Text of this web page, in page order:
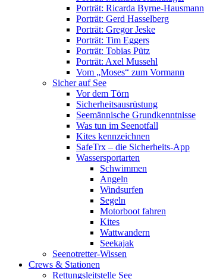
Porträt: Ricarda Byrne-Hausmann
Porträt: Gerd Hasselberg
Porträt: Gregor Jeske
Porträt: Tim Eggers
Porträt: Tobias Pütz
Porträt: Axel Mussehl
Vom „Moses“ zum Vormann
Sicher auf See
Vor dem Törn
Sicherheitsausrüstung
Seemännische Grundkenntnisse
Was tun im Seenotfall
Kites kennzeichnen
SafeTrx – die Sicherheits-App
Wassersportarten
Schwimmen
Angeln
Windsurfen
Segeln
Motorboot fahren
Kites
Wattwandern
Seekajak
Seenotretter-Wissen
Crews & Stationen
Rettungsleitstelle See